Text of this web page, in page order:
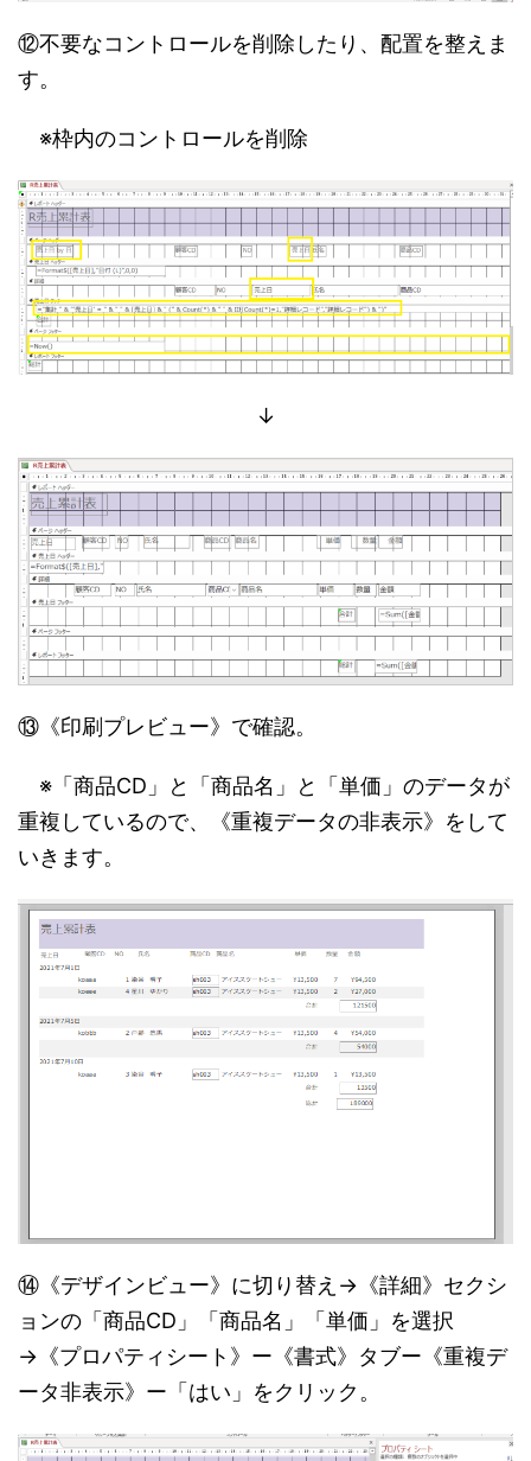
⑫不要なコントロールを削除したり、配置を整えま
す。
※枠内のコントロールを削除
↓
⑬《印刷プレビュー》で確認。
※「商品CD」と「商品名」と「単価」のデータが
重複しているので、《重複データの非表示》をして
いきます。
⑭《デザインビュー》に切り替え→《詳細》セクシ
ョンの「商品CD」「商品名」「単価」を選択
→《プロパティシート》ー《書式》タブー《重複デ
ータ非表示》ー「はい」をクリック。